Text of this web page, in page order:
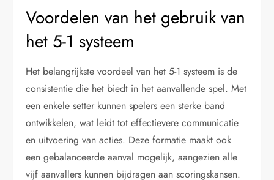
Voordelen van het gebruik van
het 5-1 systeem
Het belangrijkste voordeel van het 5-1 systeem is de
consistentie die het biedt in het aanvallende spel. Met
een enkele setter kunnen spelers een sterke band
ontwikkelen, wat leidt tot effectievere communicatie
en uitvoering van acties. Deze formatie maakt ook
een gebalanceerde aanval mogelijk, aangezien alle
vijf aanvallers kunnen bijdragen aan scoringskansen.